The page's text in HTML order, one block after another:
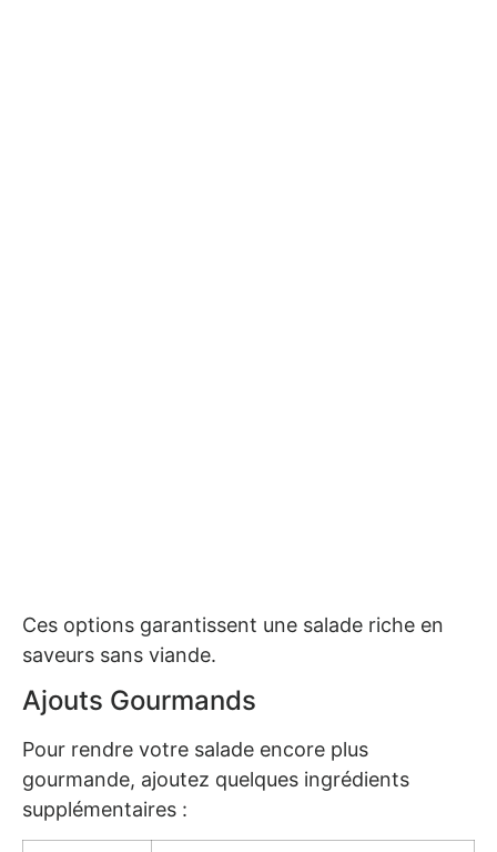
Ces options garantissent une salade riche en
saveurs sans viande.
Ajouts Gourmands
Pour rendre votre salade encore plus
gourmande, ajoutez quelques ingrédients
supplémentaires :